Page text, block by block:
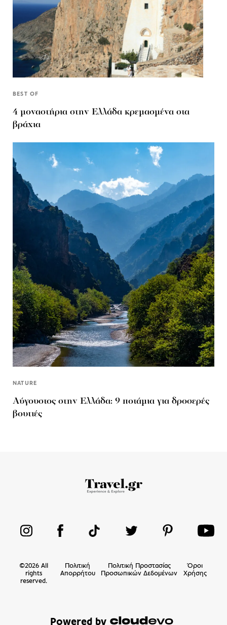
BEST OF
4 μοναστήρια στην Ελλάδα κρεμασμένα στα
βράχια
NATURE
Αύγουστος στην Ελλάδα: 9 ποτάμια για δροσερές
βουτιές
©2026 All
rights
reserved.
Πολιτική
Απορρήτου
Πολιτική Προστασίας
Προσωπικών Δεδομένων
Όροι
Χρήσης
Powered by